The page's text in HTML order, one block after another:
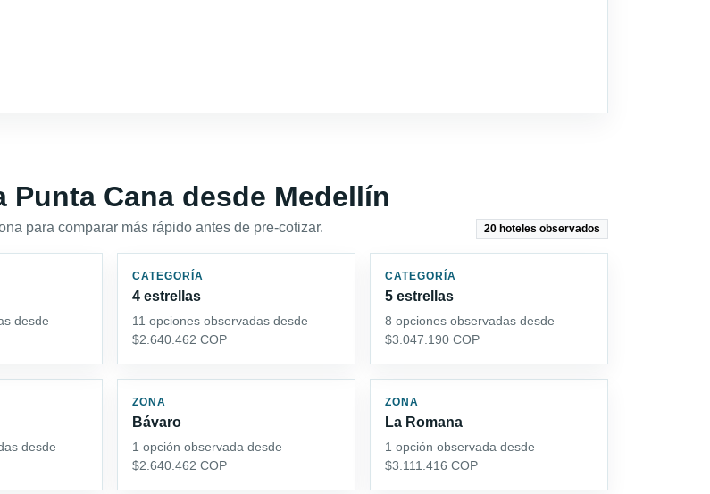
Cana desde Medellín
para comparar más rápido antes de pre-cotizar. 20 hoteles observados
desde
CATEGORÍA
4 estrellas
11 opciones observadas desde
$2.640.462 COP
CATEGORÍA
5 estrellas
8 opciones observadas desde
$3.047.190 COP
desde
ZONA
Bávaro
1 opción observada desde
$2.640.462 COP
ZONA
La Romana
1 opción observada desde
$3.111.416 COP